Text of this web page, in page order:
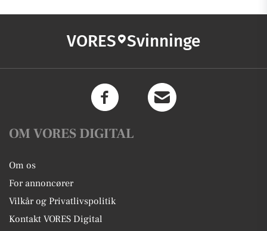
VORES Svinninge
OM VORES DIGITAL
Om os
For annoncører
Vilkår og Privatlivspolitik
Kontakt VORES Digital